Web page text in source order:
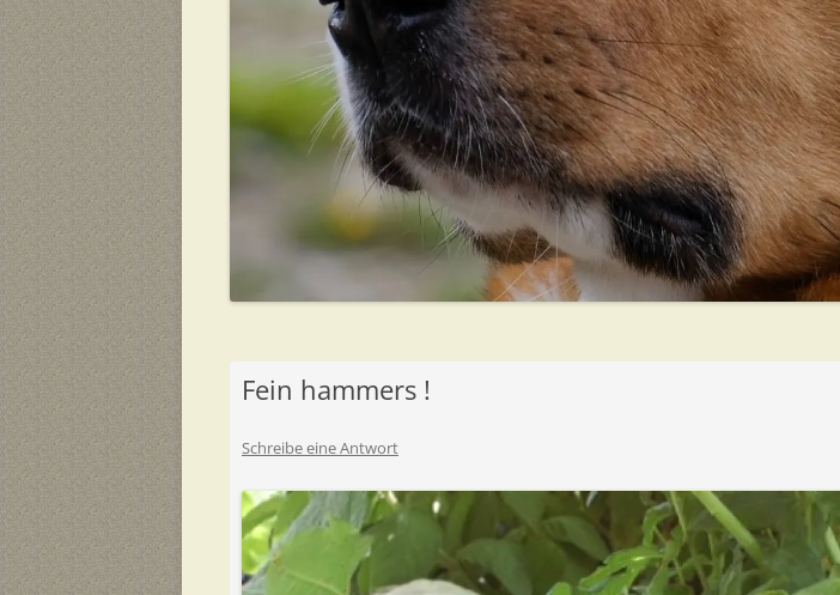
Fein hammers !
Schreibe eine Antwort